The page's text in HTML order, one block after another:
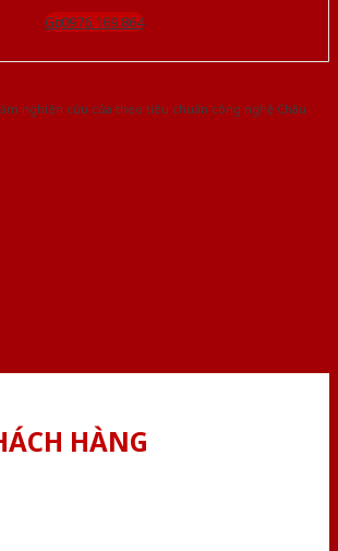
Gọi 0976.169.864
nghiên cứu cửa theo tiêu chuẩn công nghệ Châu
xuất & cung cấp hàng đầu tại Việt Nam!
HÀNG